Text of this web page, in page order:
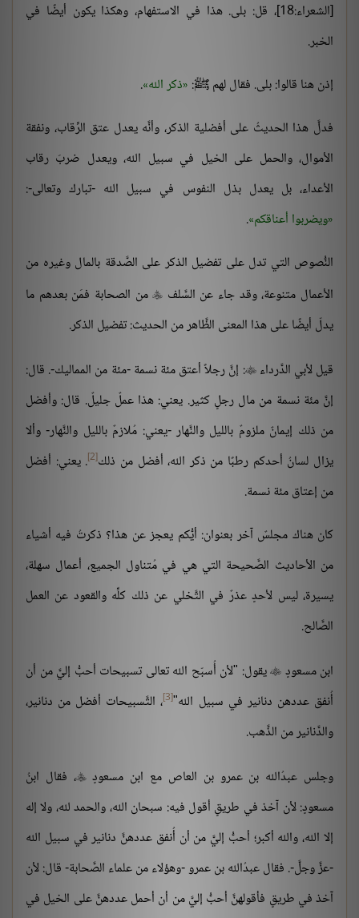
[الشعراء:18]، قل: بلى. هذا في الاستفهام، وهكذا يكون أيضًا في
الخبر.
إذن هنا قالوا: بلى. فقال لهم ﷺ: ذكر الله .
فدلَّ هذا الحديثُ على أفضلية الذكر، وأنَّه يعدل عتق الرِّقاب، ونفقة
الأموال، والحمل على الخيل في سبيل الله، ويعدل ضربَ رقاب
الأعداء، بل يعدل بذل النفوس في سبيل الله -تبارك وتعالى-:
ويضربوا أعناقكم .
النُّصوص التي تدل على تفضيل الذكر على الصَّدقة بالمال وغيره من
الأعمال متنوعة، وقد جاء عن السَّلف من الصحابة فمَن بعدهم ما
يدلّ أيضًا على هذا المعنى الظَّاهر من الحديث: تفضيل الذكر.
قيل لأبي الدَّرداء: إنَّ رجلاً أعتق مئة نسمة -مئة من المماليك-. قال:
إنَّ مئة نسمة من مال رجلٍ كثير. يعني: هذا عملٌ جليلٌ. قال: وأفضل
من ذلك إيمانٌ ملزومٌ بالليل والنَّهار -يعني: مُلازمٌ بالليل والنَّهار- وألا
يزال لسانُ أحدكم رطبًا من ذكر الله، أفضل من ذلك[2] . يعني: أفضل
من إعتاق مئة نسمة.
كان هناك مجلسٌ آخر بعنوان: أيُّكم يعجز عن هذا؟ ذكرتُ فيه أشياء
من الأحاديث الصَّحيحة التي هي في مُتناول الجميع، أعمال سهلة،
يسيرة، ليس لأحدٍ عذرٌ في التَّخلي عن ذلك كلِّه والقعود عن العمل
الصَّالح.
ابن مسعودٍ  يقول: "لأن أُسبّح الله تعالى تسبيحات أحبُّ إليَّ من أن
أُنفق عددهن دنانير في سبيل الله"[3] ، التَّسبيحات أفضل من دنانير،
والدَّنانير من الذَّهب.
وجلس عبدُالله بن عمرو بن العاص مع ابن مسعودٍ، فقال ابنُ
مسعودٍ: لأن آخذ في طريقٍ أقول فيه: سبحان الله، والحمد لله، ولا إله
إلا الله، والله أكبر؛ أحبُّ إليَّ من أن أُنفق عددهنَّ دنانير في سبيل الله
-عزَّ وجلَّ-. فقال عبدُالله بن عمرو -وهؤلاء من علماء الصَّحابة- قال: لأن
آخذ في طريقٍ فأقولهنَّ أحبُّ إليَّ من أن أحمل عددهنَّ على الخيل في